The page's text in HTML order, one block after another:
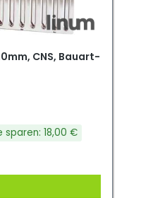
CNS, Bauart-
sparen: 18,00 €